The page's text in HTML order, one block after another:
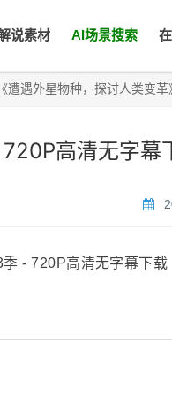
说素材 AI场景搜索
遭遇外星物种，探讨人类变革
高清无字幕